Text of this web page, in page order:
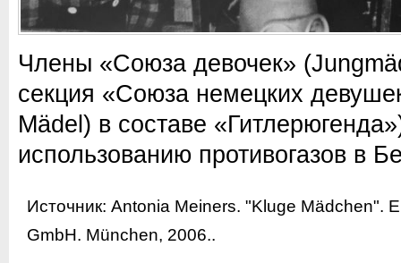
Члены «Союза девочек»
секция «Союза немецких
Mädel) в составе
использованию противогазов в
Источник: Antonia Meiners. "Kluge Mädchen".
GmbH. München, 2006..